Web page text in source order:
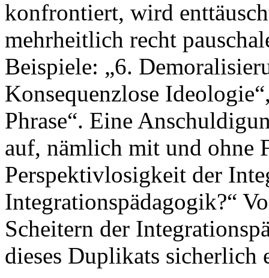
konfrontiert, wird
mehrheitlich recht
Beispiele: „6.
Konsequenzlose
Phrase“. Eine
auf, nämlich mit und ohne
Perspektivlosigkeit der
Integrationspädagogik?“
Scheitern der
dieses Duplikats sicherlich